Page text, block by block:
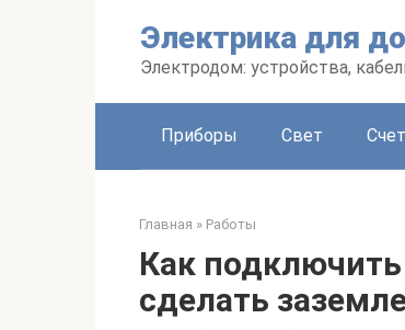
Электрика для
Электродом: устройства,
Приборы Свет
Главная » Работы
Как
сделать